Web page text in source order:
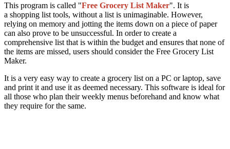
This program is called "Free Grocery List Maker". It is
a shopping list tools, without a list is unimaginable. However,
relying on memory and jotting the items down on a piece of paper
can also prove to be unsuccessful. In order to create a
comprehensive list that is within the budget and ensures that none of
the items are missed, users should consider the Free Grocery List
Maker.
It is a very easy way to create a grocery list on a PC or laptop, save
and print it and use it as deemed necessary. This software is ideal for
all those who plan their weekly menus beforehand and know what
they require for the same.